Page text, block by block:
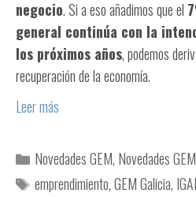
negocio. Si a eso añadimos que el
general continúa con la
los próximos años, podemos
recuperación de la economía.
Leer más
Novedades GEM, Novedades GEM
emprendimiento,GEM Galicia,